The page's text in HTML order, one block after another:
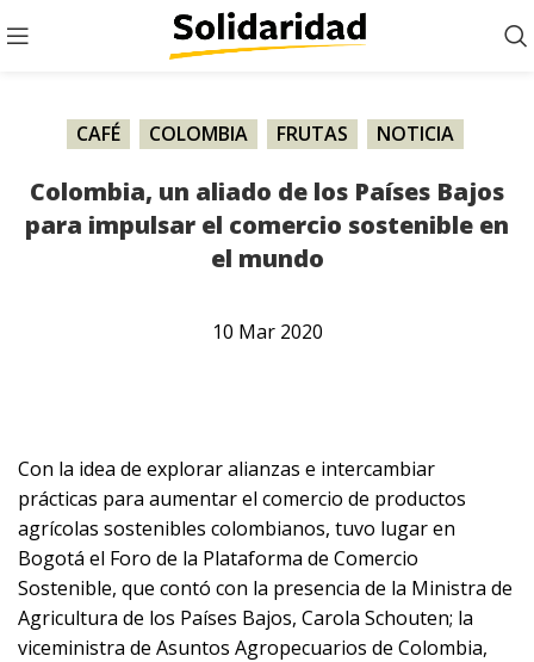
CAFÉ COLOMBIA FRUTAS NOTICIA
Colombia, un aliado de los Países Bajos
para impulsar el comercio sostenible en
el mundo
10 Mar 2020
Con la idea de explorar alianzas e intercambiar
prácticas para aumentar el comercio de productos
agrícolas sostenibles colombianos, tuvo lugar en
Bogotá el Foro de la Plataforma de Comercio
Sostenible, que contó con la presencia de la Ministra de
Agricultura de los Países Bajos, Carola Schouten; la
viceministra de Asuntos Agropecuarios de Colombia,